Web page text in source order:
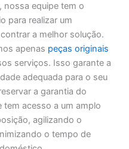
nossa equipe tem o
para realizar um
a melhor solução.
apenas peças originais
serviços. Isso garante a
adequada para o seu
a garantia do
acesso a um amplo
agilizando o
o tempo de